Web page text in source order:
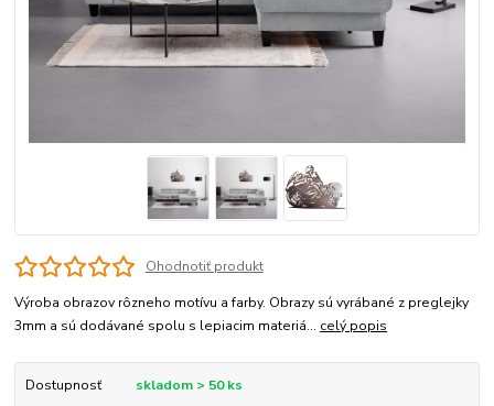
Ohodnotiť produkt
Výroba obrazov rôzneho motívu a farby. Obrazy sú vyrábané z preglejky
3mm a sú dodávané spolu s lepiacim materiá... celý popis
Dostupnosť
skladom > 50 ks